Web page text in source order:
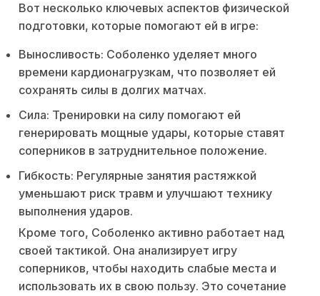
Вот несколько ключевых аспектов физической
подготовки, которые помогают ей в игре:
Выносливость: Соболенко уделяет много
времени кардионагрузкам, что позволяет ей
сохранять силы в долгих матчах.
Сила: Тренировки на силу помогают ей
генерировать мощные удары, которые ставят
соперников в затруднительное положение.
Гибкость: Регулярные занятия растяжкой
уменьшают риск травм и улучшают технику
выполнения ударов.
Кроме того, Соболенко активно работает над
своей тактикой. Она анализирует игру
соперников, чтобы находить слабые места и
использовать их в свою пользу. Это сочетание